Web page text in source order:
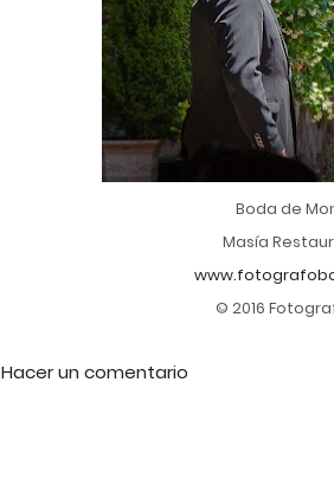
Boda de
Masía
© 2016
Hacer un comentario